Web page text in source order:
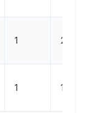
1
1